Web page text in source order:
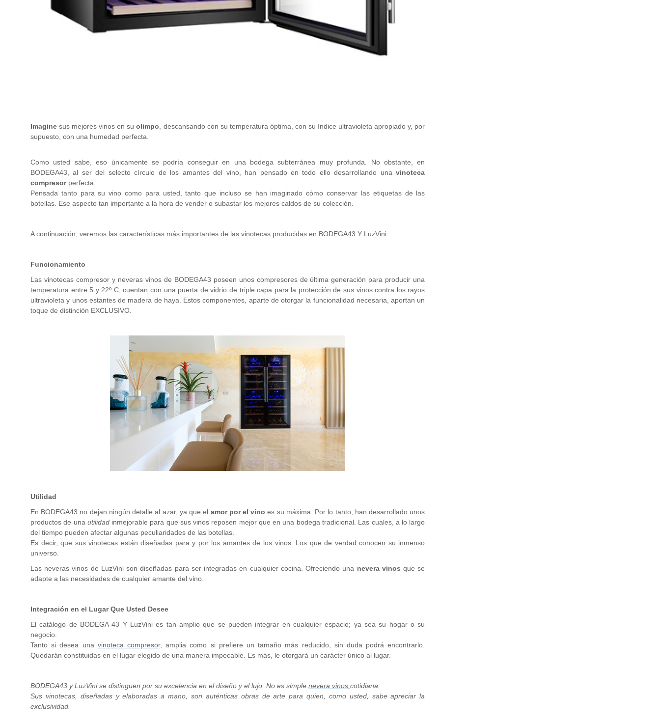
Imagine sus mejores vinos en suolimpo , descansando con su temperatura óptima, con su índice ultravioleta apropiado y, por
supuesto, con una humedad perfecta.
Como usted sabe, eso únicamente se podría conseguir en una bodega subterránea muy profunda. No obstante, en
BODEGA43, al ser del selecto círculo de los amantes del vino, han pensado en todo ello desarrollando unavinoteca
compresorperfecta.
Pensada tanto para su vino como para usted, tanto que incluso se han imaginado cómo conservar las etiquetas de las
botellas. Ese aspecto tan importante a la hora de vender o subastar los mejores caldos de su colección.
A continuación, veremos las características más importantes de las vinotecas producidas en BODEGA43 Y LuzVini:
Funcionamiento
Las vinotecas compresor y neveras vinos de BODEGA43 poseen unos compresores de última generación para producir una
temperatura entre 5 y 22º C, cuentan con una puerta de vidrio de triple capa para la protección de sus vinos contra los rayos
ultravioleta y unos estantes de madera de haya. Estos componentes, aparte de otorgar la funcionalidad necesaria, aportan un
toque de distinción EXCLUSIVO.
Utilidad
En BODEGA43 no dejan ningún detalle al azar, ya que el amor por el vino es su máxima. Por lo tanto, han desarrollado unos
productos de una utilidadinmejorable para que sus vinos reposen mejor que en una bodega tradicional. Las cuales, a lo largo
del tiempo pueden afectar algunas peculiaridades de las botellas.
Es decir, que sus vinotecas están diseñadas para y por los amantes de los vinos. Los que de verdad conocen su inmenso
universo.
Las neveras vinos de LuzVini son diseñadas para ser integradas en cualquier cocina. Ofreciendo una nevera vinos que se
adapte a las necesidades de cualquier amante del vino.
Integración en el Lugar Que Usted Desee
El catálogo de BODEGA 43 Y LuzVini es tan amplio que se pueden integrar en cualquier espacio; ya sea su hogar o su
negocio.
Tanto si desea una vinoteca compresor, amplia como si prefiere un tamaño más reducido, sin duda podrá encontrarlo.
Quedarán constituidas en el lugar elegido de una manera impecable. Es más, le otorgará un carácter único al lugar.
BODEGA43 y LuzVini se distinguen por su excelencia en el diseño y el lujo. No es simple nevera vinos cotidiana.
Sus vinotecas, diseñadas y elaboradas a mano, son auténticas obras de arte para quien, como usted, sabe apreciar la
exclusividad.